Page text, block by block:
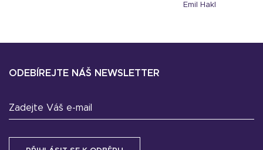
Emil Hakl
ODEBÍREJTE NÁŠ NEWSLETTER
Zadejte Váš e-mail